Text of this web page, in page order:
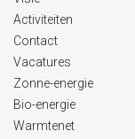
Activiteiten
Contact
Vacatures
Zonne-energie
Bio-energie
Warmtenet